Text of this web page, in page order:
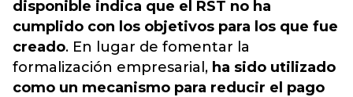
disponible indica que el RST no ha
cumplido con los objetivos para los que fue
creado. En lugar de fomentar la
formalización empresarial, ha sido utilizado
como un mecanismo para reducir el pago